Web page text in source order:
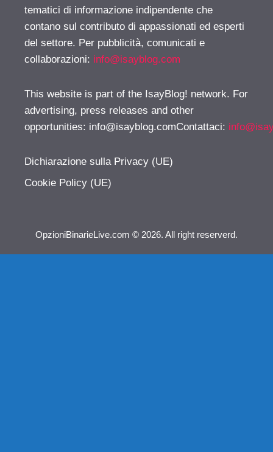
tematici di informazione indipendente che
contano sul contributo di appassionati ed esperti
del settore. Per pubblicità, comunicati e
collaborazioni: info@isayblog.com
This website is part of the IsayBlog! network. For
advertising, press releases and other
opportunities: info@isayblog.comContattaci:
Dichiarazione sulla Privacy (UE)
Cookie Policy (UE)
OpzioniBinarieLive.com © 2026. All right reserverd.